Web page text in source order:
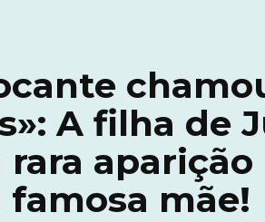
A filha de
aparição
mãe!